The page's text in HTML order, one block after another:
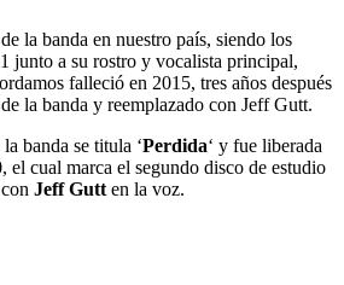
la banda en nuestro país, siendo los
junto a su rostro y vocalista principal,
falleció en 2015, tres años después
la banda y reemplazado con Jeff Gutt.
banda se titula ‘Perdida‘ y fue liberada
, el cual marca el segundo disco de estudio
con Jeff Gutt en la voz.